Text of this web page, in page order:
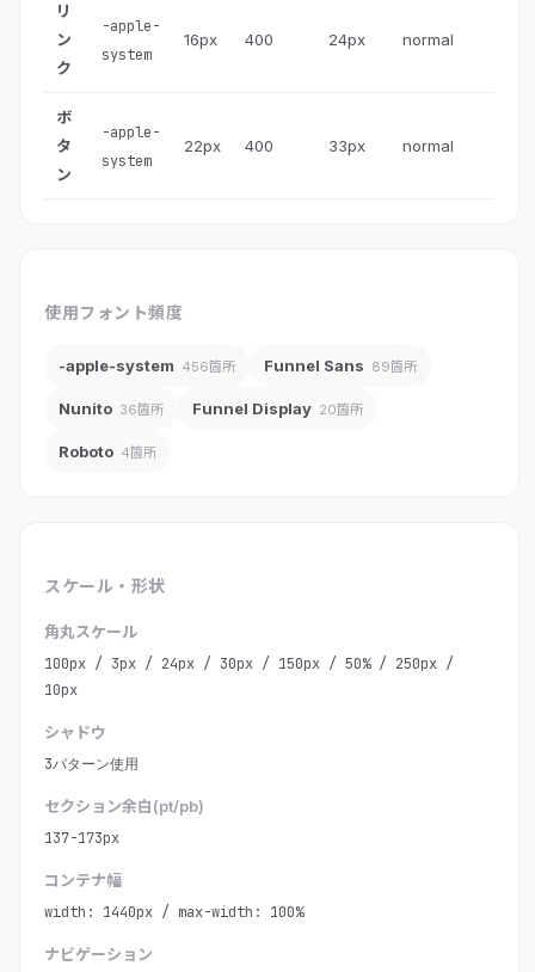
リ
ン
ク
-apple-
system
16px 400 24px normal
ボ
タ
ン
-apple-
system
22px 400 33px normal
使用フォント頻度
-apple-system 456箇所 Funnel Sans 89箇所
Nunito 36箇所 Funnel Display 20箇所
Roboto 4箇所
スケール・形状
角丸スケール
100px / 3px / 24px / 30px / 150px / 50% / 250px /
10px
シャドウ
3パターン使用
セクション余白(pt/pb)
137-173px
コンテナ幅
width: 1440px / max-width: 100%
ナビゲーション